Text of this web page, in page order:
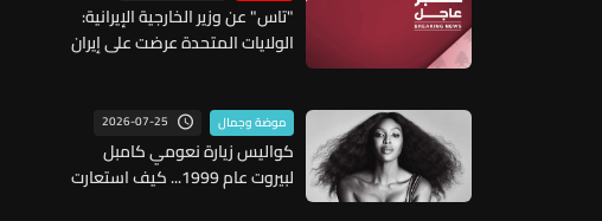
"تاس" عن وزير الخارجية الإيرانية:
الولايات المتحدة عرضت على إيران
موضة وجمال 2026-07-25
كواليس زيارة نعومي كامبل
لبيروت عام 1999... كيف استعارت